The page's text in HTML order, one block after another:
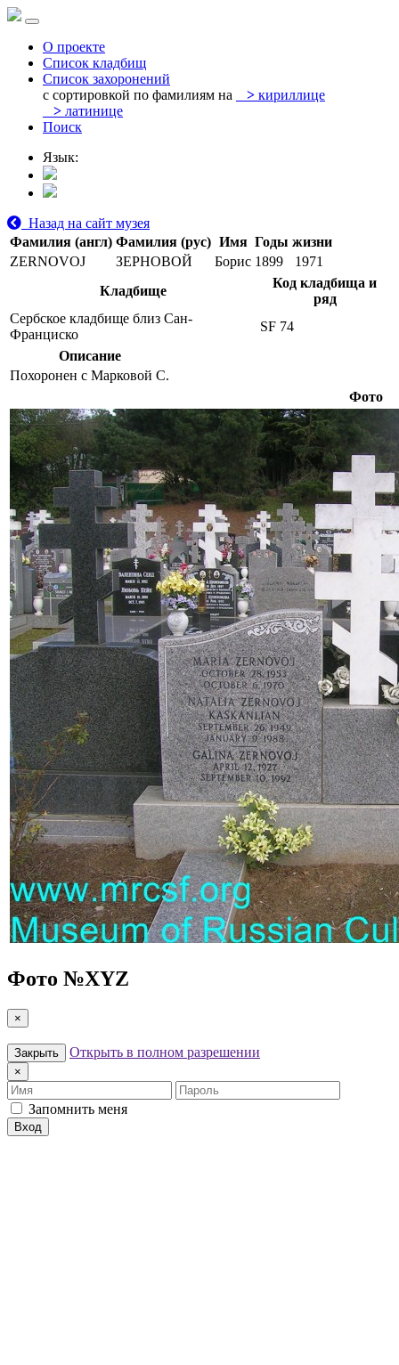
О проекте
Список кладбищ
Список захоронений
с сортировкой по фамилиям на
> кириллице
> латинице
Поиск
Язык:
Назад на сайт музея
Фамилия (англ) Фамилия (рус) Имя Годы жизни
ZERNOVOJ
ЗЕРНОВОЙ Борис 1899
1971
Кладбище
Код кладбища и
ряд
Сербское кладбище близ Сан-
Франциско
SF 74
Описание
Похоронен с Марковой С.
Фото
Фото №XYZ
×
Закрыть Открыть в полном разрешении
×
Имя
Пароль
Запомнить меня
Вход